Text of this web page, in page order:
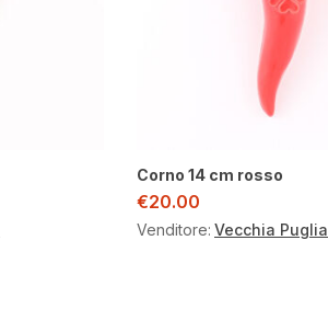
Corno 14 cm rosso
€20.00
Venditore: Vecchia Puglia